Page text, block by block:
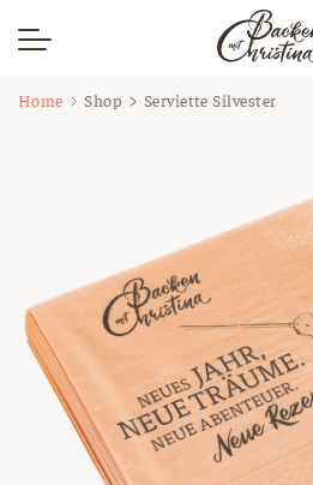
Home Shop Serviette Silvester